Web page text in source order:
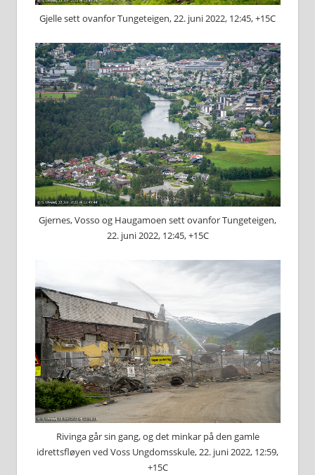
Gjelle sett ovanfor Tungeteigen, 22. juni 2022, 12:45, +15C
Gjernes, Vosso og Haugamoen sett ovanfor Tungeteigen,
22. juni 2022, 12:45, +15C
Rivinga går sin gang, og det minkar på den gamle
idrettsfløyen ved Voss Ungdomsskule, 22. juni 2022, 12:59,
+15C